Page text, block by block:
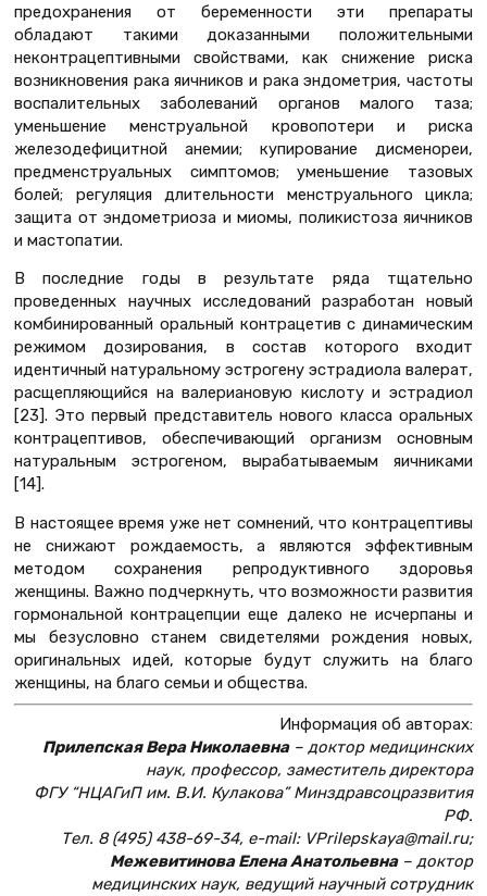
предохранения от беременности эти препараты
обладают такими доказанными положительными
неконтрацептивными свойствами, как снижение риска
возникновения рака яичников и рака эндометрия, частоты
воспалительных заболеваний органов малого таза;
уменьшение менструальной кровопотери и риска
железодефицитной анемии; купирование дисменореи,
предменструальных симптомов; уменьшение тазовых
болей; регуляция длительности менструального цикла;
защита от эндометриоза и миомы, поликистоза яичников
и мастопатии.
В последние годы в результате ряда тщательно
проведенных научных исследований разработан новый
комбинированный оральный контрацетив с динамическим
режимом дозирования, в состав которого входит
идентичный натуральному эстрогену эстрадиола валерат,
расщепляющийся на валериановую кислоту и эстрадиол
[23]. Это первый представитель нового класса оральных
контрацептивов, обеспечивающий организм основным
натуральным эстрогеном, вырабатываемым яичниками
[14].
В настоящее время уже нет сомнений, что контрацептивы
не снижают рождаемость, а являются эффективным
методом сохранения репродуктивного здоровья
женщины. Важно подчеркнуть, что возможности развития
гормональной контрацепции еще далеко не исчерпаны и
мы безусловно станем свидетелями рождения новых,
оригинальных идей, которые будут служить на благо
женщины, на благо семьи и общества.
Информация об авторах:
Прилепская Вера Николаевна– доктор медицинских
наук, профессор, заместитель директора
ФГУ “НЦАГиП им. В.И. Кулакова” Минздравсоцразвития
РФ.
Тел. 8 (495) 438-69-34, e-mail: VPrilepskaya@mail.ru;
Межевитинова Елена Анатольевна– доктор
медицинских наук, ведущий научный сотрудник